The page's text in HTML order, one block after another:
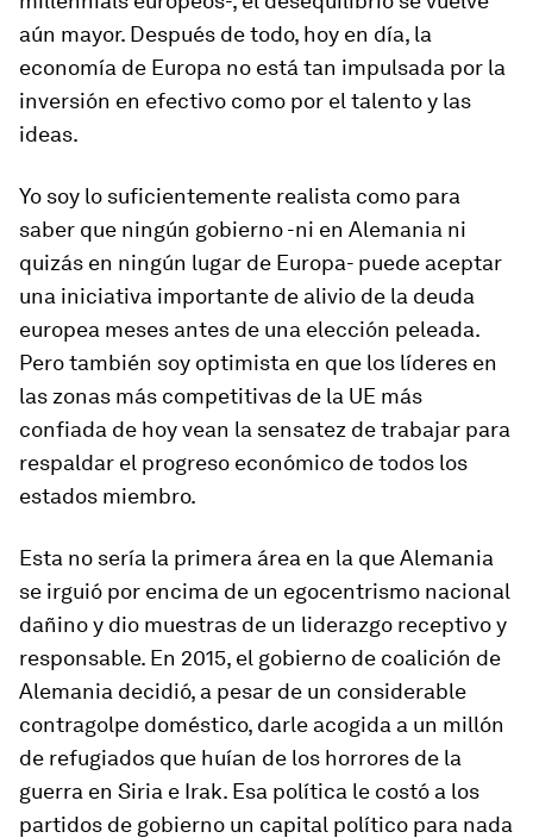
aún mayor. Después de todo, hoy en día, la
economía de Europa no está tan impulsada por la
inversión en efectivo como por el talento y las
ideas.
Yo soy lo suficientemente realista como para
saber que ningún gobierno -ni en Alemania ni
quizás en ningún lugar de Europa- puede aceptar
una iniciativa importante de alivio de la deuda
europea meses antes de una elección peleada.
Pero también soy optimista en que los líderes en
las zonas más competitivas de la UE más
confiada de hoy vean la sensatez de trabajar para
respaldar el progreso económico de todos los
estados miembro.
Esta no sería la primera área en la que Alemania
se irguió por encima de un egocentrismo nacional
dañino y dio muestras de un liderazgo receptivo y
responsable. En 2015, el gobierno de coalición de
Alemania decidió, a pesar de un considerable
contragolpe doméstico, darle acogida a un millón
de refugiados que huían de los horrores de la
guerra en Siria e Irak. Esa política le costó a los
partidos de gobierno un capital político para nada